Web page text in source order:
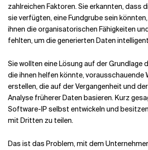
zahlreichen Faktoren. Sie erkannten, dass
sie verfügten, eine Fundgrube sein
ihnen die organisatorischen Fähigkeiten
fehlten, um die generierten Daten
Sie wollten eine Lösung auf der Grundlage
die ihnen helfen könnte, vorausschauende
erstellen, die auf der Vergangenheit und
Analyse früherer Daten basieren. Kurz
Software-IP selbst entwickeln und
mit Dritten zu teilen.
Das ist das Problem, mit dem